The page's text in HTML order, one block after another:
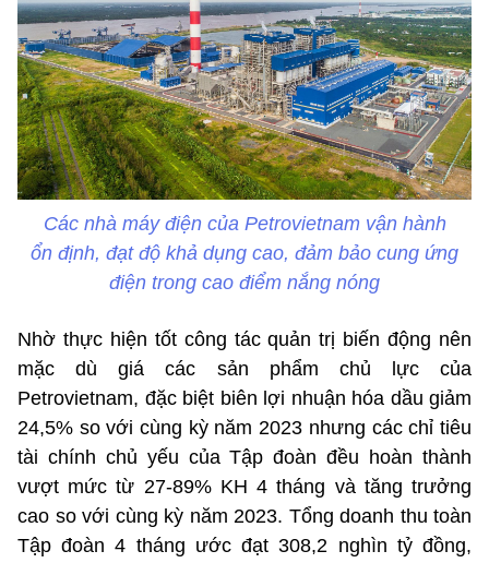
Các nhà máy điện của Petrovietnam vận hành
ổn định, đạt độ khả dụng cao, đảm bảo cung ứng
điện trong cao điểm nắng nóng
Nhờ thực hiện tốt công tác quản trị biến động nên
mặc dù giá các sản phẩm chủ lực của
Petrovietnam, đặc biệt biên lợi nhuận hóa dầu giảm
24,5% so với cùng kỳ năm 2023 nhưng các chỉ tiêu
tài chính chủ yếu của Tập đoàn đều hoàn thành
vượt mức từ 27-89% KH 4 tháng và tăng trưởng
cao so với cùng kỳ năm 2023. Tổng doanh thu toàn
Tập đoàn 4 tháng ước đạt 308,2 nghìn tỷ đồng,